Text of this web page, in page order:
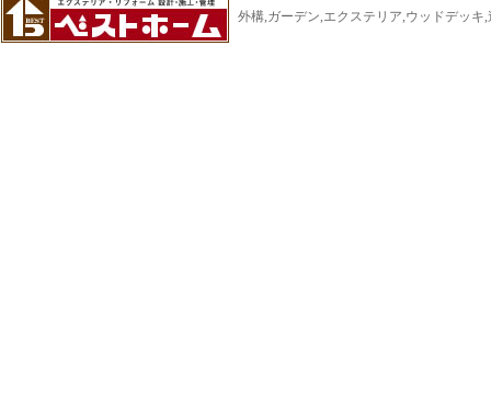
外構,ガーデン,エクステリア,ウッドデッキ